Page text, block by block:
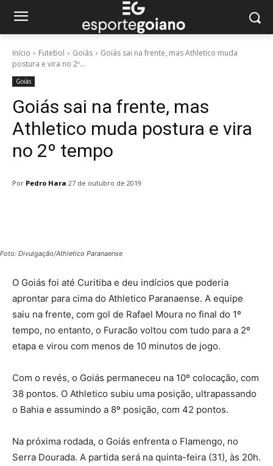
Início Futebol Goiás
Goiás sai na frente, mas Athletico muda
postura e vira no 2º...
Goiás
Goiás sai na frente, mas
Athletico muda postura e vira
no 2º tempo
Por Pedro Hara 27 de outubro de 2019
Foto: Divulgação/Athletico Paranaense
O Goiás foi até Curitiba e deu indícios que poderia
aprontar para cima do Athletico Paranaense. A equipe
saiu na frente, com gol de Rafael Moura no final do 1º
tempo, no entanto, o Furacão voltou com tudo para a 2º
etapa e virou com menos de 10 minutos de jogo.
Com o revés, o Goiás permaneceu na 10º colocação, com
38 pontos. O Athletico subiu uma posição, ultrapassando
o Bahia e assumindo a 8º posição, com 42 pontos.
Na próxima rodada, o Goiás enfrenta o Flamengo, no
Serra Dourada. A partida será na quinta-feira (31), às 20h.